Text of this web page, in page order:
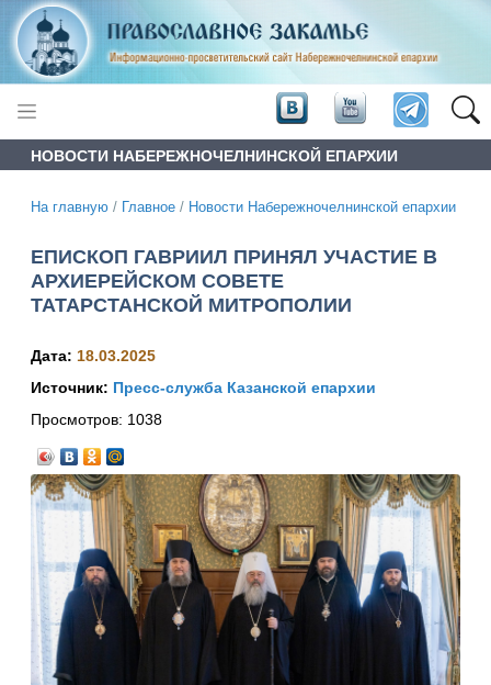
НОВОСТИ НАБЕРЕЖНОЧЕЛНИНСКОЙ ЕПАРХИИ
На главную / Главное / Новости Набережночелнинской епархии
ЕПИСКОП ГАВРИИЛ ПРИНЯЛ УЧАСТИЕ В
АРХИЕРЕЙСКОМ СОВЕТЕ
ТАТАРСТАНСКОЙ МИТРОПОЛИИ
Дата: 18.03.2025
Источник: Пресс-служба Казанской епархии
Просмотров: 1038